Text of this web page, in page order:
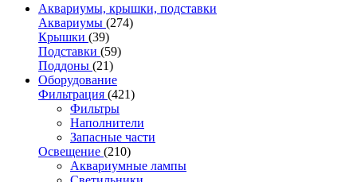
Аквариумы, крышки, подставки
Аквариумы (274)
Крышки (39)
Подставки (59)
Поддоны (21)
Оборудование
Фильтрация (421)
Фильтры
Наполнители
Запасные части
Освещение (210)
Аквариумные лампы